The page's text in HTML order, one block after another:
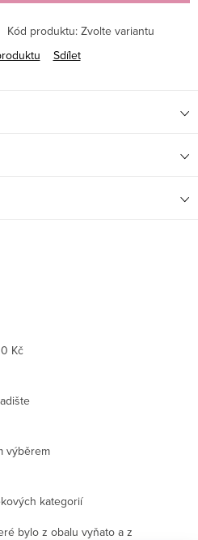
Kód produktu: Zvolte variantu
Sdílet
Kč
výběrem
kategorií
bylo z obalu vyňato a z